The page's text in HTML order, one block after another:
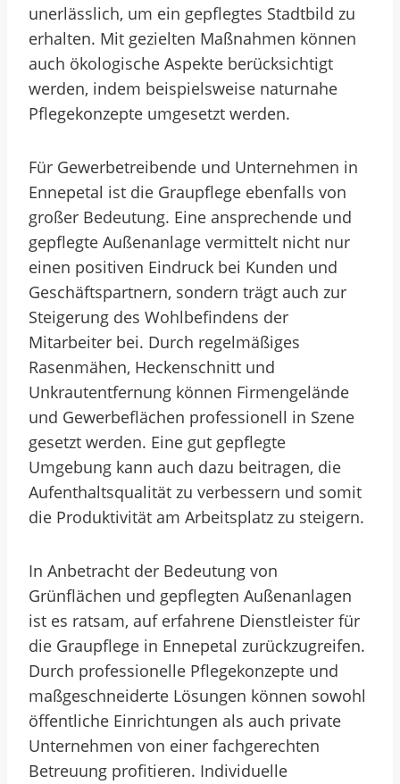
unerlässlich, um ein gepflegtes Stadtbild zu
erhalten. Mit gezielten Maßnahmen können
auch ökologische Aspekte berücksichtigt
werden, indem beispielsweise naturnahe
Pflegekonzepte umgesetzt werden.
Für Gewerbetreibende und Unternehmen in
Ennepetal ist die Graupflege ebenfalls von
großer Bedeutung. Eine ansprechende und
gepflegte Außenanlage vermittelt nicht nur
einen positiven Eindruck bei Kunden und
Geschäftspartnern, sondern trägt auch zur
Steigerung des Wohlbefindens der
Mitarbeiter bei. Durch regelmäßiges
Rasenmähen, Heckenschnitt und
Unkrautentfernung können Firmengelände
und Gewerbeflächen professionell in Szene
gesetzt werden. Eine gut gepflegte
Umgebung kann auch dazu beitragen, die
Aufenthaltsqualität zu verbessern und somit
die Produktivität am Arbeitsplatz zu steigern.
In Anbetracht der Bedeutung von
Grünflächen und gepflegten Außenanlagen
ist es ratsam, auf erfahrene Dienstleister für
die Graupflege in Ennepetal zurückzugreifen.
Durch professionelle Pflegekonzepte und
maßgeschneiderte Lösungen können sowohl
öffentliche Einrichtungen als auch private
Unternehmen von einer fachgerechten
Betreuung profitieren. Individuelle